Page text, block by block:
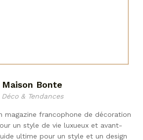
Maison Bonte
Déco & Tendances
magazine francophone de décoration
un style de vie luxueux et avant-
ultime pour un style et un design